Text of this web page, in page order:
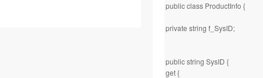
public class ProductInfo {
private string f_SysID;
public string SysID {
get {